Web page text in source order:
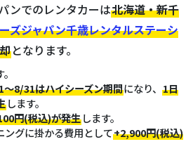
ンでのレンタカーは北海道・新千
ズジャパン千歳レンタルステーシ
となります。
8/31はハイシーズン期間になり、 1日
します。
円(税込)が発生します。
グに掛かる費用として+2,900円(税込)